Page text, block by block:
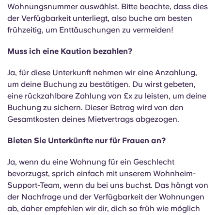
Català
Deutsch
Italian
French
Wohnungsnummer auswählst. Bitte beachte, dass dies
der Verfügbarkeit unterliegt, also buche am besten
frühzeitig, um Enttäuschungen zu vermeiden!
Muss ich eine Kaution bezahlen?
Ja, für diese Unterkunft nehmen wir eine Anzahlung,
um deine Buchung zu bestätigen. Du wirst gebeten,
eine rückzahlbare Zahlung von £x zu leisten, um deine
Buchung zu sichern. Dieser Betrag wird von den
Gesamtkosten deines Mietvertrags abgezogen.
Bieten Sie Unterkünfte nur für Frauen an?
Ja, wenn du eine Wohnung für ein Geschlecht
bevorzugst, sprich einfach mit unserem Wohnheim-
Support-Team, wenn du bei uns buchst. Das hängt von
der Nachfrage und der Verfügbarkeit der Wohnungen
ab, daher empfehlen wir dir, dich so früh wie möglich